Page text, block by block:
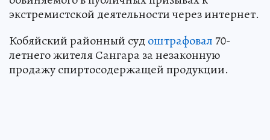
экстремистской деятельности через интернет.
Кобяйский районный суд оштрафовал 70-
летнего жителя Сангара за незаконную
продажу спиртосодержащей продукции.